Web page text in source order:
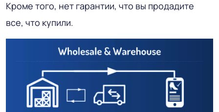
Кроме того, нет гарантии, что вы продадите
все, что купили.